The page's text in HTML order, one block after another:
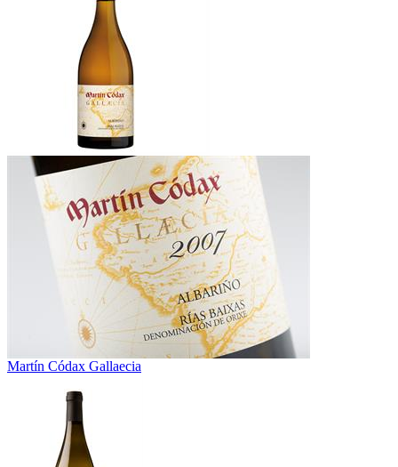
Martín Códax Gallaecia